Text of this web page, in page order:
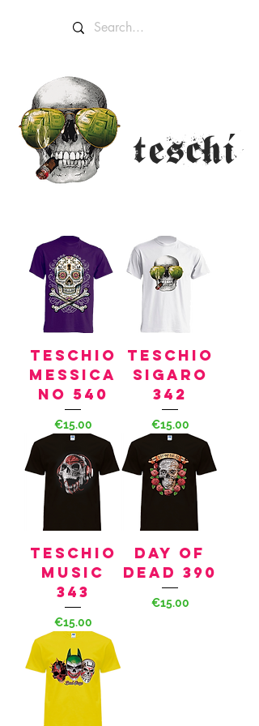
TESCHIO
MESSICA
NO 540
Price
€15.00
TESCHIO
SIGARO
342
Price
€15.00
TESCHIO
MUSIC
343
Price
€15.00
DAY OF
DEAD 390
Price
€15.00
TESCHI